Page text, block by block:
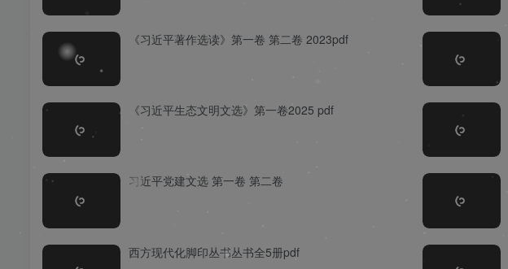
《习近平著作选读》第一卷 第二卷 2023pdf
《习近平生态文明文选》第一卷2025 pdf
习近平党建文选 第一卷 第二卷
西方现代化脚印丛书丛书全5册pdf